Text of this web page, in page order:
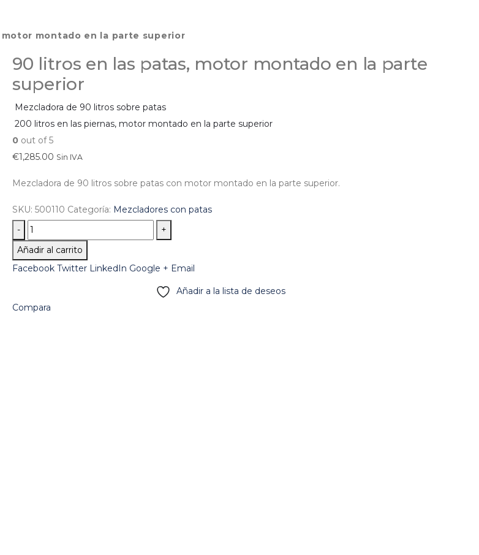
montado en la parte superior
90 litros en las patas, motor montado en la parte
superior
Mezcladora de 90 litros sobre patas
200 litros en las piernas, motor montado en la parte superior
0 out of 5
€1,285.00 Sin IVA
Mezcladora de 90 litros sobre patas con motor montado en la parte superior.
SKU: 500110 Categoría: Mezcladores con patas
-
+
Añadir al carrito
Facebook Twitter LinkedIn Google + Email
Añadir a la lista de deseos
Compara